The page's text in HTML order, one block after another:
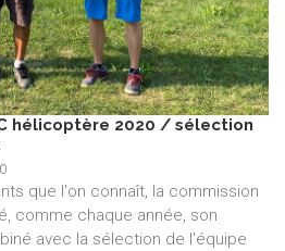
hélicoptère 2020 / sélection
que l'on connaît, la commission
comme chaque année, son
avec la sélection de l'équipe